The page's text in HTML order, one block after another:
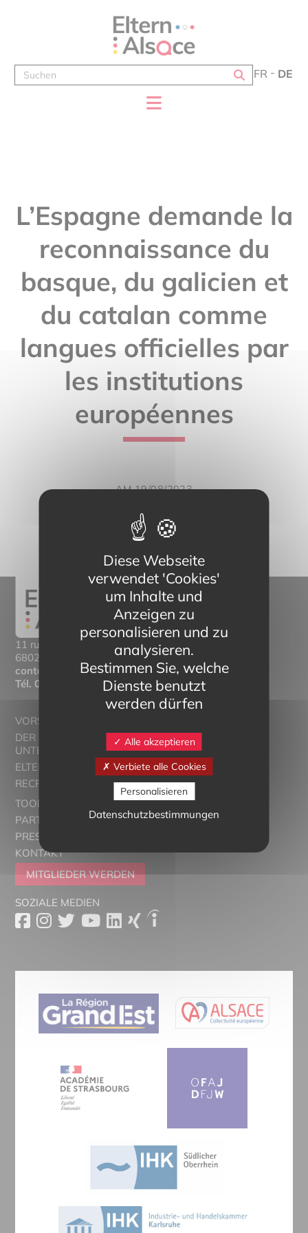
FR DE
L’Espagne demande la
reconnaissance du
basque, du galicien et
du catalan comme
langues officielles par
les institutions
européennes
AM 19/08/2023
11 rue Mittlerweg,
68025 Colmar Cedex
contact@eltern-bilinguisme.org
Tél.03 89 20 46 74
VORSTELLUNG
DER ZWEISPRACHIGE
UNTERRICHT
ELTERN ALSACE - EUROSTAGES
RECRUTORRS
TOOLBOX
PARTNER
PRESSESCHAU
KONTAKT
MITGLIEDER WERDEN
SOZIALE MEDIEN
Diese Webseite
verwendet 'Cookies'
um Inhalte und
Anzeigen zu
personalisieren und zu
analysieren.
Bestimmen Sie, welche
Dienste benutzt
werden dürfen
Alle akzeptieren
Verbiete alle Cookies
Personalisieren
Datenschutzbestimmungen